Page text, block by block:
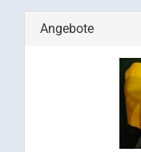
Angebote